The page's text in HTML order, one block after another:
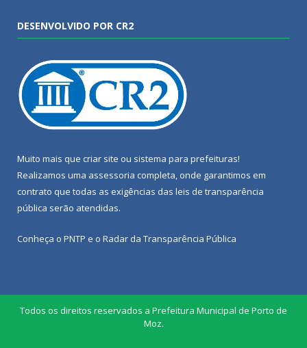
DESENVOLVIDO POR CR2
Muito mais que criar site ou sistema para prefeituras!
Realizamos uma assessoria completa, onde garantimos em
contrato que todas as exigências das leis de transparência
pública serão atendidas.
Conheça o PNTP e o Radar da Transparência Pública
Todos os direitos reservados a Prefeitura Municipal de Porto de
Moz.